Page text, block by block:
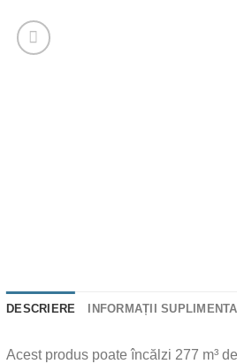
DESCRIERE INFORMAȚII
Acest produs poate încălzi 277 m³